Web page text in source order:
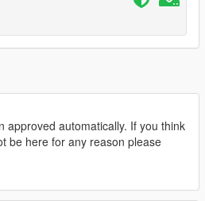
5/103827-jeep-renegade-polizia-
approved automatically. If you think
be here for any reason please